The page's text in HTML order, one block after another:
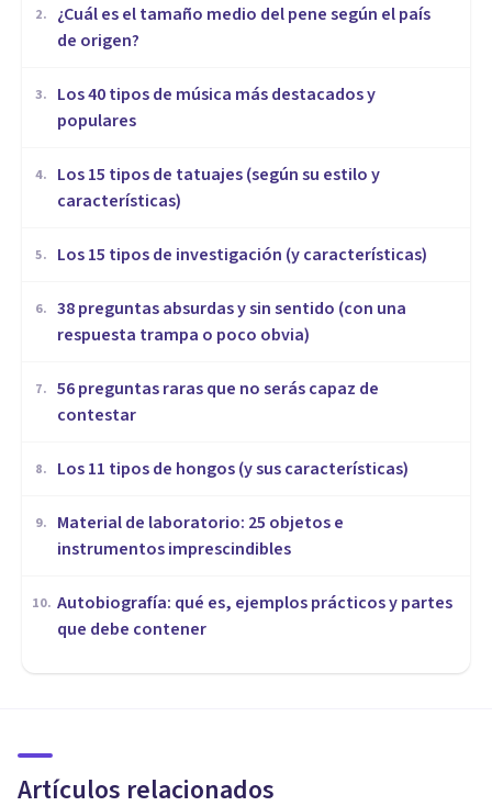
2.
¿Cuál es el tamaño medio del pene según el país
de origen?
3.
Los 40 tipos de música más destacados y
populares
4.
Los 15 tipos de tatuajes (según su estilo y
características)
5. Los 15 tipos de investigación (y características)
6. ​38 preguntas absurdas y sin sentido (con una
respuesta trampa o poco obvia)
7. 56 preguntas raras que no serás capaz de
contestar
8. Los 11 tipos de hongos (y sus características)
9.
Material de laboratorio: 25 objetos e
instrumentos imprescindibles
10. Autobiografía: qué es, ejemplos prácticos y partes
que debe contener
Artículos relacionados
online